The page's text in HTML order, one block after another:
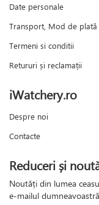
Date personale
Transport, Mod de plată
Termeni si conditii
Retururi și reclamații
iWatchery.ro
Despre noi
Contacte
Reduceri și
Noutăți din lumea
e-mailul